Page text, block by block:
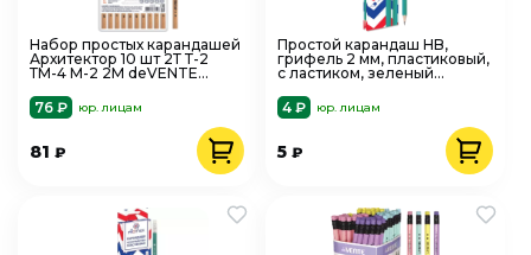
Набор простых карандашей
Архитектор 10 шт 2Т Т-2
ТМ-4 М-2 2М deVENTE
76 ₽
юр. лицам
81 ₽
Простой карандаш HB,
грифель 2 мм, пластиковый,
с ластиком, зеленый
4 ₽
юр. лицам
5₽